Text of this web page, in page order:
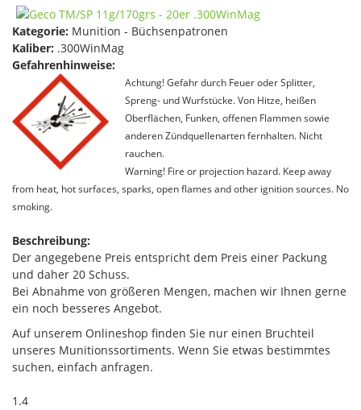
Kategorie: Munition - Büchsenpatronen
Kaliber: .300WinMag
Gefahrenhinweise:
Achtung! Gefahr durch Feuer oder Splitter,
Spreng- und Wurfstücke. Von Hitze, heißen
Oberflächen, Funken, offenen Flammen sowie
anderen Zündquellenarten fernhalten. Nicht
rauchen.
Warning! Fire or projection hazard. Keep away
from heat, hot surfaces, sparks, open flames and other ignition sources. No
smoking.
Beschreibung:
Der angegebene Preis entspricht dem Preis einer Packung
und daher 20 Schuss.
Bei Abnahme von größeren Mengen, machen wir Ihnen gerne
ein noch besseres Angebot.
Auf unserem Onlineshop finden Sie nur einen Bruchteil
unseres Munitionssortiments. Wenn Sie etwas bestimmtes
suchen, einfach anfragen.
1.4